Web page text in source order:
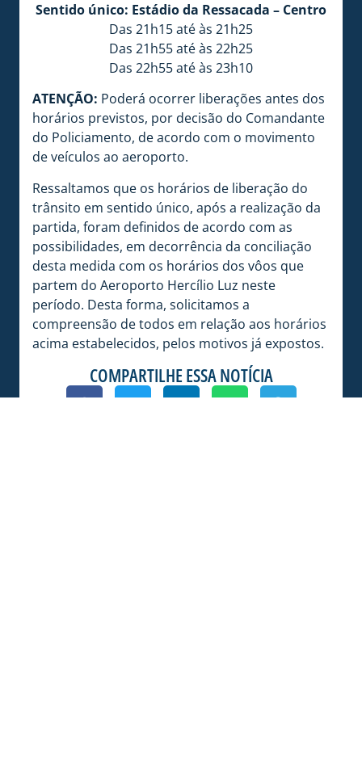
Sentido único: Estádio da Ressacada – Centro
Das 21h15 até às 21h25
Das 21h55 até às 22h25
Das 22h55 até às 23h10
ATENÇÃO: Poderá ocorrer liberações antes dos
horários previstos, por decisão do Comandante
do Policiamento, de acordo com o movimento
de veículos ao aeroporto.
Ressaltamos que os horários de liberação do
trânsito em sentido único, após a realização da
partida, foram definidos de acordo com as
possibilidades, em decorrência da conciliação
desta medida com os horários dos vôos que
partem do Aeroporto Hercílio Luz neste
período. Desta forma, solicitamos a
compreensão de todos em relação aos horários
acima estabelecidos, pelos motivos já expostos.
COMPARTILHE ESSA NOTÍCIA